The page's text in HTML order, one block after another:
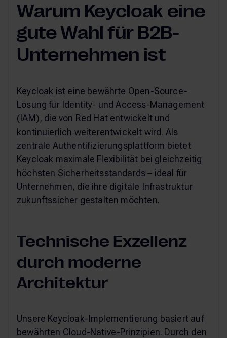
Warum Keycloak eine
gute Wahl für B2B-
Unternehmen ist
Keycloak ist eine bewährte Open-Source-
Lösung für Identity- und Access-Management
(IAM), die von Red Hat entwickelt und
kontinuierlich weiterentwickelt wird. Als
zentrale Authentifizierungsplattform bietet
Keycloak maximale Flexibilität bei gleichzeitig
höchsten Sicherheitsstandards – ideal für
Unternehmen, die ihre digitale Infrastruktur
zukunftssicher gestalten möchten.
Technische Exzellenz
durch moderne
Architektur
Unsere Keycloak-Implementierung basiert auf
bewährten Cloud-Native-Prinzipien. Durch den